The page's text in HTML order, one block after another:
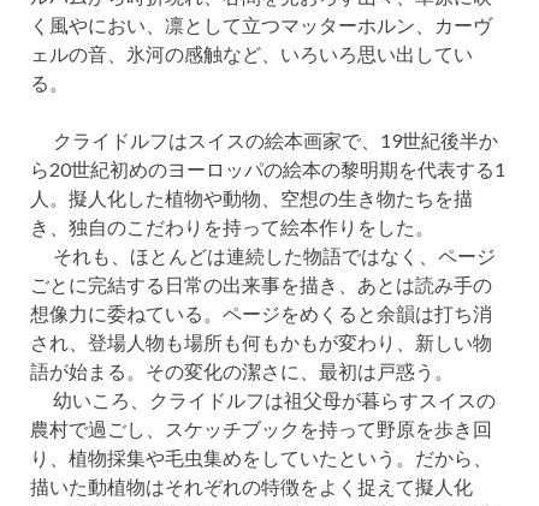
く風やにおい、凛として立つマッターホルン、カーヴ
ェルの音、氷河の感触など、いろいろ思い出してい
る。
クライドルフはスイスの絵本画家で、19世紀後半か
ら20世紀初めのヨーロッパの絵本の黎明期を代表する1
人。擬人化した植物や動物、空想の生き物たちを描
き、独自のこだわりを持って絵本作りをした。
それも、ほとんどは連続した物語ではなく、ページ
ごとに完結する日常の出来事を描き、あとは読み手の
想像力に委ねている。ページをめくると余韻は打ち消
され、登場人物も場所も何もかもが変わり、新しい物
語が始まる。その変化の潔さに、最初は戸惑う。
幼いころ、クライドルフは祖父母が暮らすスイスの
農村で過ごし、スケッチブックを持って野原を歩き回
り、植物採集や毛虫集めをしていたという。だから、
描いた動植物はそれぞれの特徴をよく捉えて擬人化